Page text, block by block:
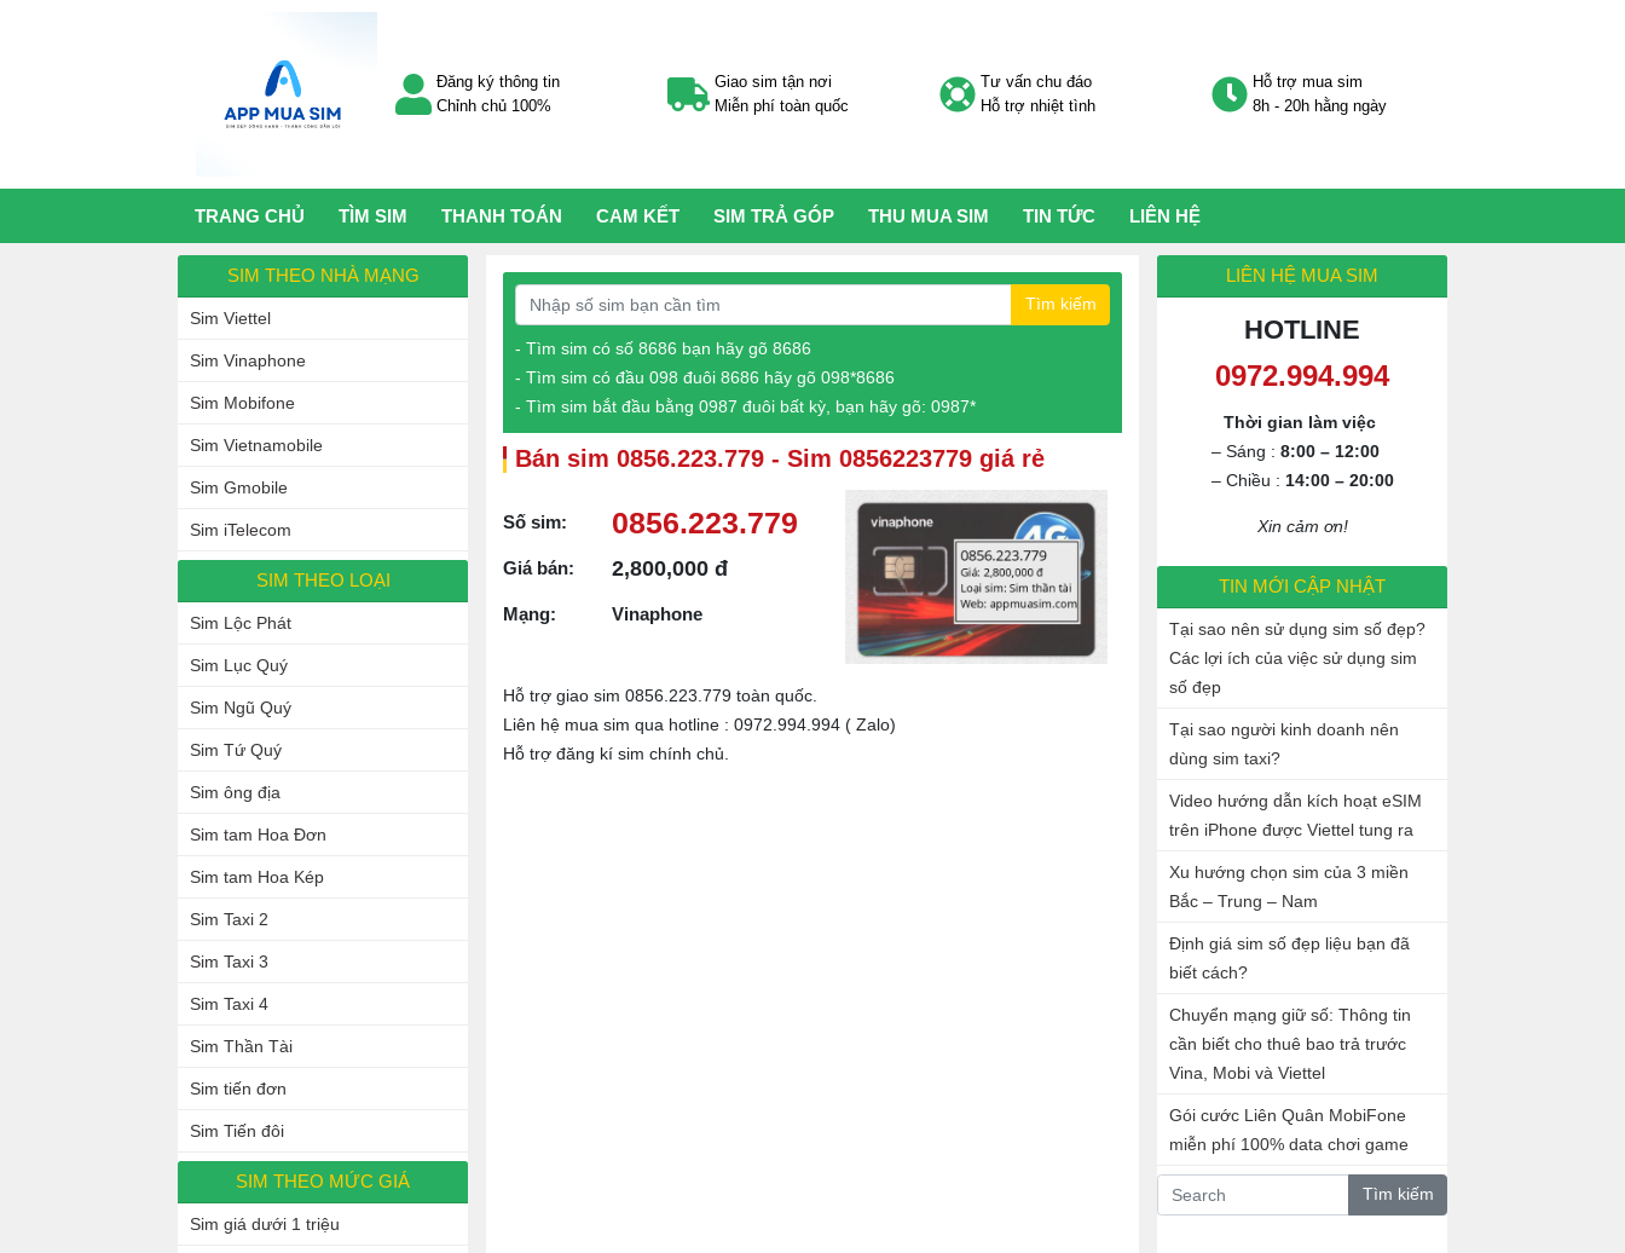
Đăng ký thông tin
Chỉnh chủ 100%
Giao sim tận nơi
Miễn phí toàn quốc
Tư vấn chu đáo
Hỗ trợ nhiệt tình
Hỗ trợ mua sim
8h - 20h hằng ngày
TRANG CHỦ TÌM SIM THANH TOÁN CAM KẾT SIM TRẢ GÓP THU MUA SIM TIN TỨC LIÊN HỆ
Tìm kiếm
- Tìm sim có số 8686 bạn hãy gõ 8686
- Tìm sim có đầu 098 đuôi 8686 hãy gõ 098*8686
- Tìm sim bắt đầu bằng 0987 đuôi bất kỳ, bạn hãy gõ: 0987*
Bán sim 0856.223.779 - Sim 0856223779 giá rẻ
Số sim: 0856.223.779
Giá bán: 2,800,000 đ
Mạng: Vinaphone
Hỗ trợ giao sim 0856.223.779 toàn quốc.
Liên hệ mua sim qua hotline : 0972.994.994 ( Zalo)
Hỗ trợ đăng kí sim chính chủ.
SIM THEO NHÀ MẠNG
Sim Viettel
Sim Vinaphone
Sim Mobifone
Sim Vietnamobile
Sim Gmobile
Sim iTelecom
SIM THEO LOẠI
Sim Lộc Phát
Sim Lục Quý
Sim Ngũ Quý
Sim Tứ Quý
Sim ông địa
Sim tam Hoa Đơn
Sim tam Hoa Kép
Sim Taxi 2
Sim Taxi 3
Sim Taxi 4
Sim Thần Tài
Sim tiến đơn
Sim Tiến đôi
SIM THEO MỨC GIÁ
Sim giá dưới 1 triệu
LIÊN HỆ MUA SIM
HOTLINE
Thời gian làm việc
– Sáng : 8:00 – 12:00
– Chiều : 14:00 – 20:00
Xin cảm ơn!
TIN MỚI CẬP NHẬT
Tại sao nên sử dụng sim số đẹp?
Các lợi ích của việc sử dụng sim
số đẹp
Tại sao người kinh doanh nên
dùng sim taxi?
Video hướng dẫn kích hoạt eSIM
trên iPhone được Viettel tung ra
Xu hướng chọn sim của 3 miền
Bắc – Trung – Nam
Định giá sim số đẹp liệu bạn đã
biết cách?
Chuyển mạng giữ số: Thông tin
cần biết cho thuê bao trả trước
Vina, Mobi và Viettel
Gói cước Liên Quân MobiFone
miễn phí 100% data chơi game
Tìm kiếm